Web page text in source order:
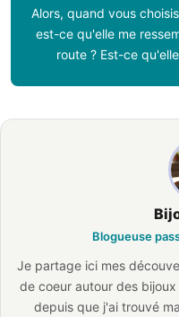
Alors, quand vous
est-ce qu'elle me
route ? Est-ce
Blogueuse
Je partage ici mes
de coeur autour des
depuis que j'ai trouvé